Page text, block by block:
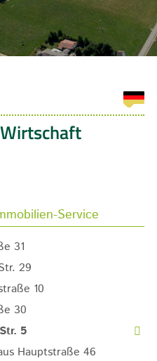
Service
31
29
10
30
5
Hauptstraße 46